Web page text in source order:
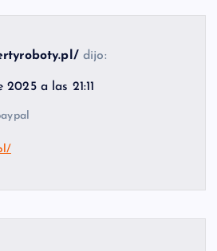
dijo:
a las 21:11